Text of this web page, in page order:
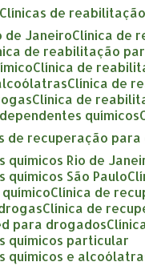
clínicas de
de Janeiro clínica de
de reabilitação
clínica de
clínica de
clínica de
químicos
de recuperação
químicos Rio de
químicos São Paulo
clínica de
clínica de
para drogados
químicos particular
químicos e